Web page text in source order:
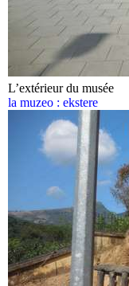
L’extérieur du musée
la muzeo : ekstere